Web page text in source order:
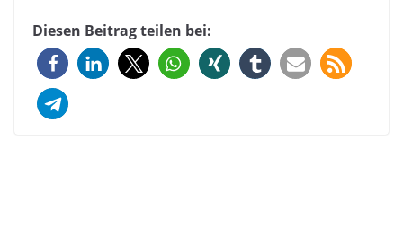
Diesen Beitrag teilen bei: